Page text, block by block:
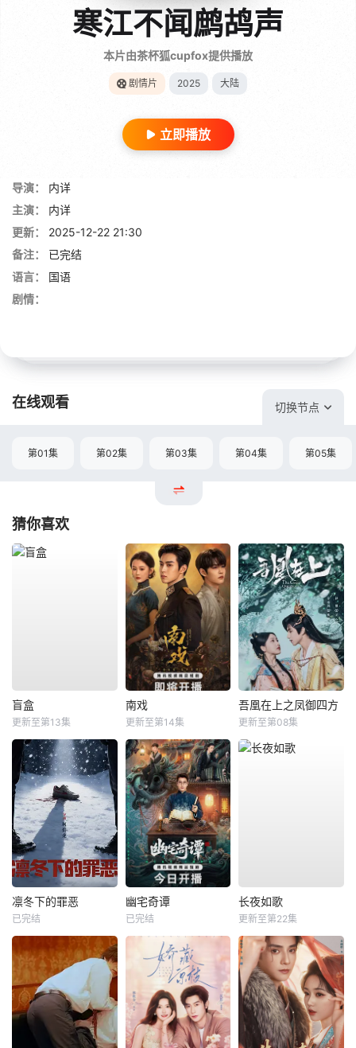
寒江不闻鹧鸪声
本片由茶杯狐cupfox提供播放
剧情片 2025 大陆
立即播放
导演：
内详
主演：
内详
更新：
2025-12-22 21:30
备注：
已完结
语言：
国语
剧情：
在线观看 切换节点
第01集 第02集 第03集 第04集 第05集
猜你喜欢
盲盒
更新至第13集
南戏
更新至第14集
吾凰在上之凤御四方
更新至第08集
凛冬下的罪恶
已完结
幽宅奇谭
已完结
长夜如歌
更新至第22集